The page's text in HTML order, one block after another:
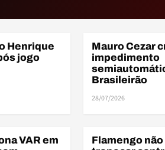
Henrique
jogo
ARBITRAGEM
Mauro Cezar
impedimento
Brasileirão
28/07/2026
VAR em
BRASILEIRÃO
Flamengo